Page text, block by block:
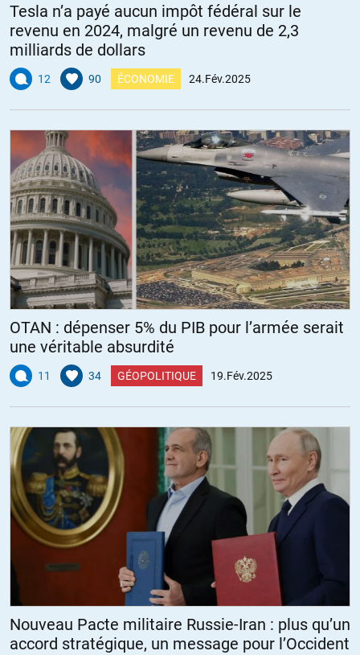
Tesla n’a payé aucun impôt fédéral sur le
revenu en 2024, malgré un revenu de 2,3
milliards de dollars
12 90 ÉCONOMIE 24.Fév.2025
OTAN : dépenser 5% du PIB pour l’armée serait
une véritable absurdité
11 34 GÉOPOLITIQUE 19.Fév.2025
Nouveau Pacte militaire Russie-Iran : plus qu’un
accord stratégique, un message pour l’Occident